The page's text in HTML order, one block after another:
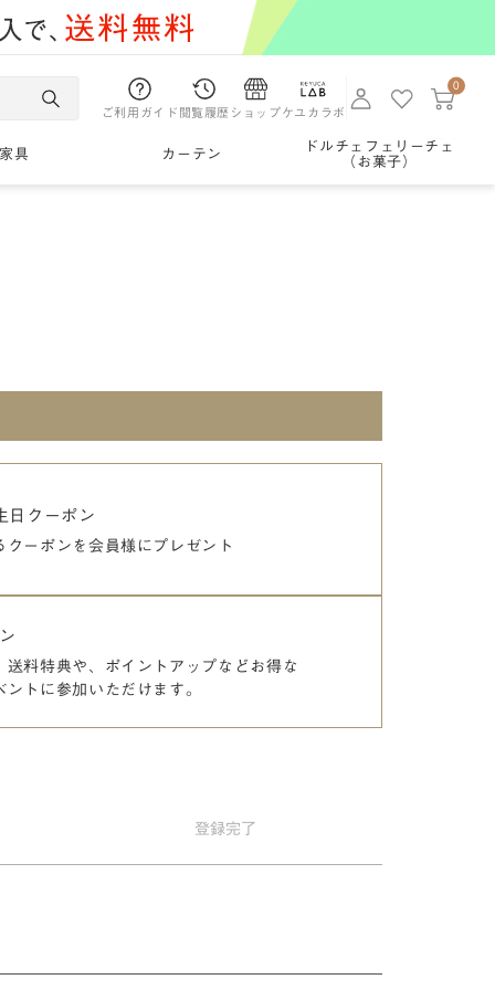
ご利用ガイド 閲覧履歴 ショップケユカラボ
0
家具 カーテン
ドルチェフェリーチェ
（お菓子）
日クーポン
クーポンを 会員様にプレゼント
料特典や、
ポイントアップなどお得な
ントに参加いただけます。
登録完了